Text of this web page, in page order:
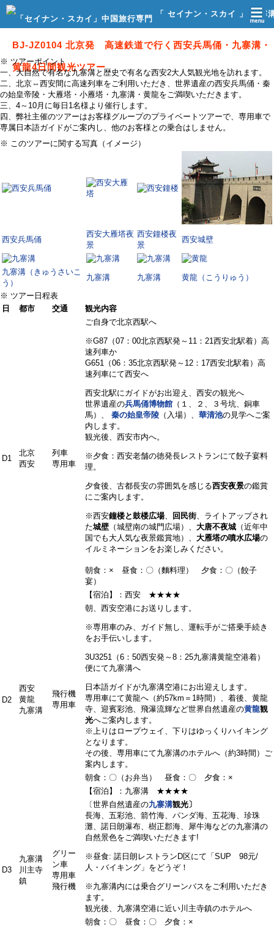
「 セイナン・スカイ 」 九寨
館
BJ-JZ0104 北京発 高速鉄道で行く西安兵馬俑・九寨溝・
黄龍4日間観光ツアー
※ ツアーポイント
一、大自然で有名な九寨溝と歴史で有名な西安2大人気観光地を訪れます。
二、北京⇔西安間に高速列車をご利用いただき、世界遺産の西安兵馬俑・秦
の始皇帝陵・大雁塔・小雁塔・九寨溝・黄龍をご満喫いただきます。
三、4～10月に毎日1名様より催行します。
四、弊社主催のツアーはお客様グループのプライベートツアーで、専用車で
専属日本語ガイドがご案内し、他のお客様との乗合はしません。
※ このツアーに関する写真（イメージ）
西安兵馬俑
西安大雁塔夜
景
西安鐘楼夜
景
西安城壁
九寨溝（きゅうさいこ
う）
九寨溝 九寨溝
黄龍（こうりゅう）
※ ツアー日程表
日
都市 交通 観光内容
D1
北京
西安
列車
専用車
ご自身で北京西駅へ
※G87（07：00北京西駅発～11：21西安北駅着）高
速列車か
G651（06：35北京西駅発～12：17西安北駅着）高
速列車にて西安へ
西安北駅にガイドがお出迎え、西安の観光へ
世界遺産の兵馬俑博物館 （１、２、３号坑、銅車
馬）、秦の始皇帝陵 （入場）、 華清池の見学へご案
内します。
観光後、西安市内へ。
※夕食：西安老舗の徳発長レストランにて餃子宴料
理。
夕食後、古都長安の雰囲気を感じる西安夜景の鑑賞
にご案内します。
※西安鐘楼と鼓楼広場、 回民街、ライトアップされ
た城壁 （城壁南の城門広場）、 大唐不夜城 （近年中
国でも大人気な夜景鑑賞地）、 大雁塔の噴水広場の
イルミネーションをお楽しみください。
朝食：× 昼食：〇（麵料理） 夕食：〇（餃子
宴）
【宿泊】：西安 ★★★★
D2
西安
黄龍
九寨溝
飛行機
専用車
朝、西安空港にお送りします。
※専用車のみ、ガイド無し、運転手がご搭乗手続き
をお手伝いします。
3U3251（6：50西安発～8：25九寨溝黄龍空港着）
便にて九寨溝へ
日本語ガイドが九寨溝空港にお出迎えします。
専用車にて黄龍へ（約57km＝1時間）、着後、黄龍
寺、迎賓彩池、飛瀑流輝など世界自然遺産の黄龍観
光へご案内します。
※上りはロープウェイ、下りはゆっくりハイキング
となります。
その後、専用車にて九寨溝のホテルへ（約3時間）ご
案内します。
朝食：〇（お弁当） 昼食：〇 夕食：×
【宿泊】：九寨溝 ★★★★
D3
九寨溝
川主寺
鎮
グリー
ン車
専用車
飛行機
〔世界自然遺産の九寨溝観光〕
長海、五彩池、箭竹海、パンダ海、五花海、珍珠
灘、諾日朗瀑布、樹正郡海、犀牛海などの九寨溝の
自然景色をご満喫いただきます!
※昼食: 諾日朗レストランD区にて「SUP 98元/
人・バイキング」をどうぞ！
※九寨溝内には乗合グリーンバスをご利用いただき
ます。
観光後、九寨溝空港に近い川主寺鎮のホテルへ
朝食：〇 昼食：〇 夕食：×